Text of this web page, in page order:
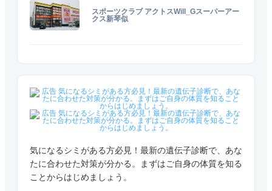
スポーツクラブ アクトスWill_Gスーパーアー
クス新琴似
気になるシミがある方必見！最新の遺伝子診断で、あな
たに合わせた対策が分かる。まずはご自身の体質を知る
ことからはじめましょう。